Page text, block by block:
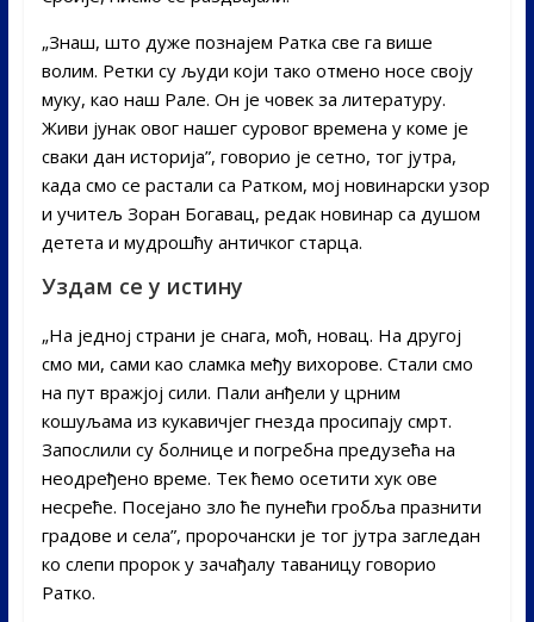
„Знаш, што дуже познајем Ратка све га више
волим. Ретки су људи који тако отмено носе своју
муку, као наш Рале. Он је човек за литературу.
Живи јунак овог нашег суровог времена у коме је
сваки дан историја”, говорио је сетно, тог јутра,
када смо се растали са Ратком, мој новинарски узор
и учитељ Зоран Богавац, редак новинар са душом
детета и мудрошћу античког старца.
Уздам се у истину
„На једној страни је снага, моћ, новац. На другој
смо ми, сами као сламка међу вихорове. Стали смо
на пут вражјој сили. Пали анђели у црним
кошуљама из кукавичјег гнезда просипају смрт.
Запослили су болнице и погребна предузећа на
неодређено време. Тек ћемо осетити хук ове
несреће. Посејано зло ће пунећи гробља празнити
градове и села”, пророчански је тог јутра загледан
ко слепи пророк у зачађалу таваницу говорио
Ратко.